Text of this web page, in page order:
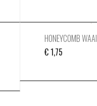
HONEYCOMB
€1,75